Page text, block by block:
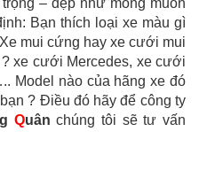
– đẹp như mong muốn
Bạn thích loại xe màu gì
mui cứng hay xe cưới mui
xe cưới Mercedes, xe cưới
Model nào của hãng xe đó
? Điều đó hãy để công ty
Quân chúng tôi sẽ tư vấn